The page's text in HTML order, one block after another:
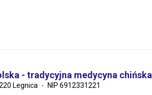
- tradycyjna medycyna chińska
Legnica NIP 6912331221